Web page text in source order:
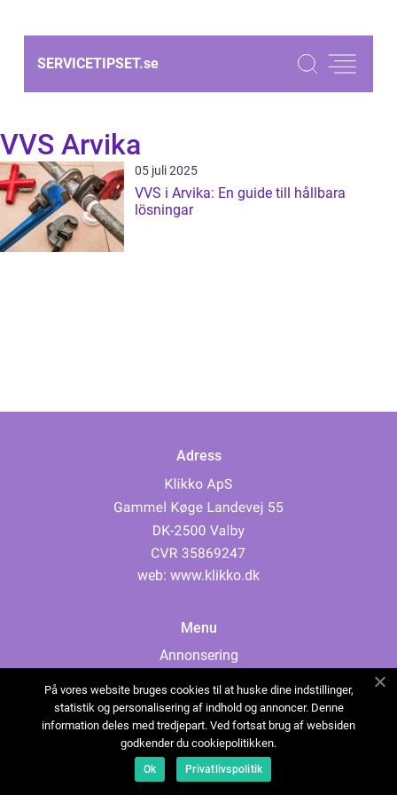
SERVICETIPSET.se
VVS Arvika
05 juli 2025
VVS i Arvika: En guide till hållbara
lösningar
Adress
web: www.klikko.dk
Menu
Annonsering
Cookies
Kontakta oss
Sitemap
På vores website bruges cookies til at huske dine indstillinger,
statistik og personalisering af indhold og annoncer. Denne
information deles med tredjepart. Ved fortsat brug af websiden
godkender du cookiepolitikken.
Ok Privatlivspolitik